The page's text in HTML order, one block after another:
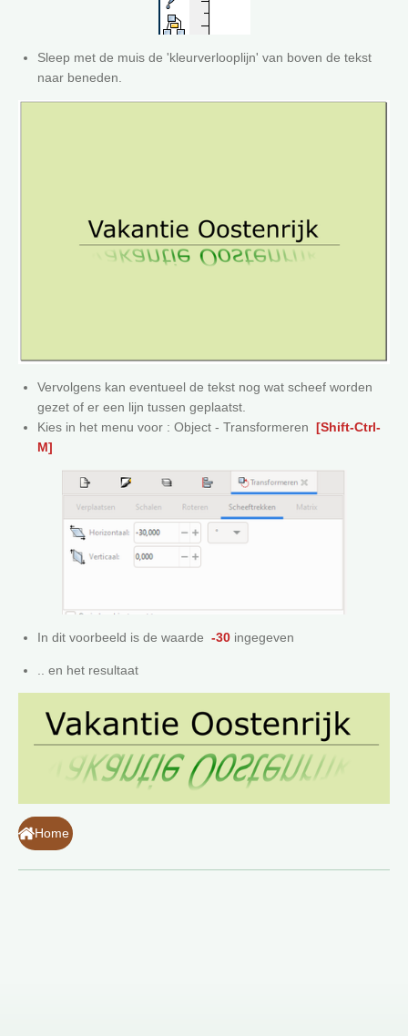
Sleep met de muis de 'kleurverlooplijn' van boven de tekst
naar beneden.
Vervolgens kan eventueel de tekst nog wat scheef worden
gezet of er een lijn tussen geplaatst.
Kies in het menu voor : Object - Transformeren [Shift-Ctrl-
M]
In dit voorbeeld is de waarde -30 ingegeven
.. en het resultaat
Home